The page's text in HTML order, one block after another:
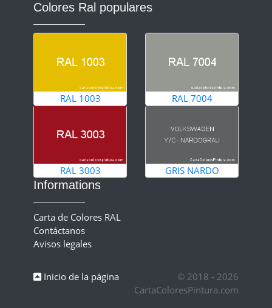
Colores Ral populares
RAL 1003 RAL 7004
RAL 3003 GRIS NARDO
Informations
Carta de Colores RAL
Contáctanos
Avisos legales
Inicio de la página
© 2018 - 2026
CartaColoresPintura.com